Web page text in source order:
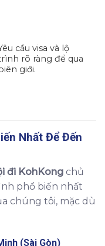
cầu visa và lộ
rõ ràng để qua
biên giới.
Nhất Để Đến
đi KohKong chủ
phổ biến nhất
chúng tôi, mặc dù
(Sài Gòn)